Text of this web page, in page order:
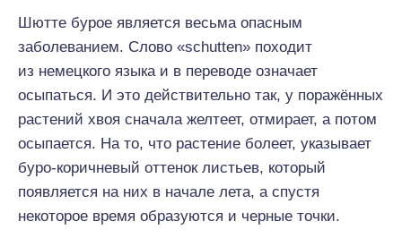
Шютте бурое является весьма опасным
заболеванием. Слово «schutten» походит
из немецкого языка и в переводе означает
осыпаться. И это действительно так, у поражённых
растений хвоя сначала желтеет, отмирает, а потом
осыпается. На то, что растение болеет, указывает
буро-коричневый оттенок листьев, который
появляется на них в начале лета, а спустя
некоторое время образуются и черные точки.